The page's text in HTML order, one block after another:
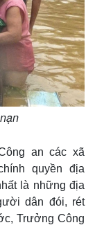
an các xã
quyền địa
là những địa
dân đói, rét
Trưởng Công